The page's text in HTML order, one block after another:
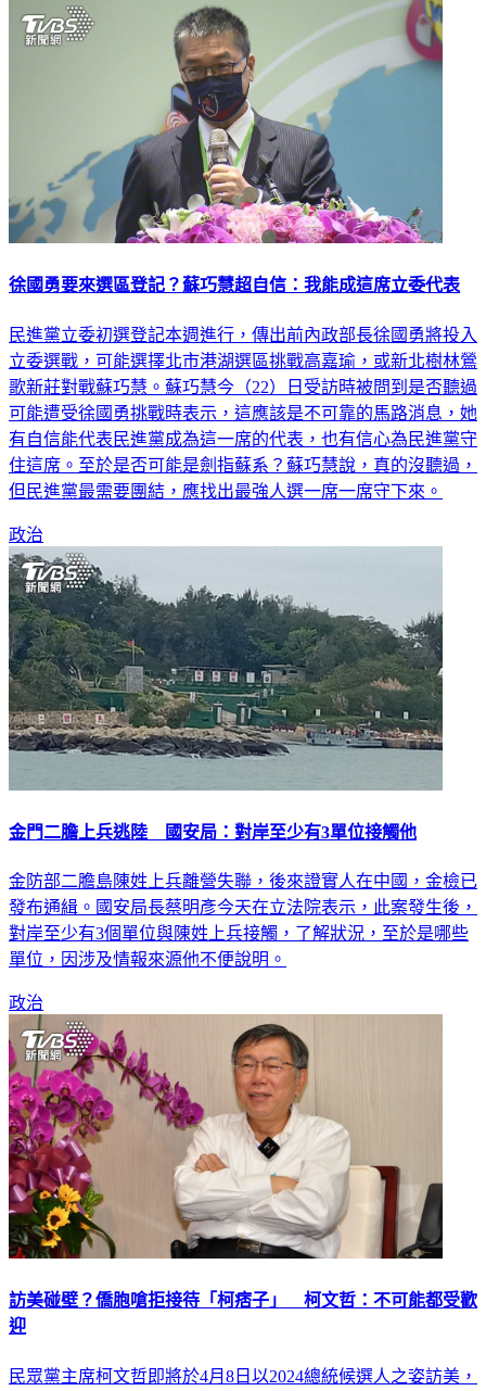
徐國勇要來選區登記？蘇巧慧超自信：我能成這席立委代表
民進黨立委初選登記本週進行，傳出前內政部長徐國勇將投入
立委選戰，可能選擇北市港湖選區挑戰高嘉瑜，或新北樹林鶯
歌新莊對戰蘇巧慧。蘇巧慧今（22）日受訪時被問到是否聽過
可能遭受徐國勇挑戰時表示，這應該是不可靠的馬路消息，她
有自信能代表民進黨成為這一席的代表，也有信心為民進黨守
住這席。至於是否可能是劍指蘇系？蘇巧慧說，真的沒聽過，
但民進黨最需要團結，應找出最強人選一席一席守下來。
政治
金門二膽上兵逃陸 國安局：對岸至少有3單位接觸他
金防部二膽島陳姓上兵離營失聯，後來證實人在中國，金檢已
發布通緝。國安局長蔡明彥今天在立法院表示，此案發生後，
對岸至少有3個單位與陳姓上兵接觸，了解狀況，至於是哪些
單位，因涉及情報來源他不便說明。
政治
訪美碰壁？僑胞嗆拒接待「柯痞子」 柯文哲：不可能都受歡
迎
民眾黨主席柯文哲即將於4月8日以2024總統候選人之姿訪美，